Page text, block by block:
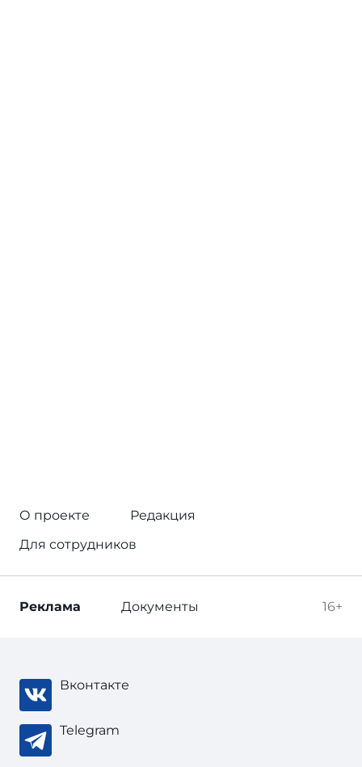
О проекте
Редакция
Для сотрудников
16+
Реклама Документы
Вконтакте
Telegram